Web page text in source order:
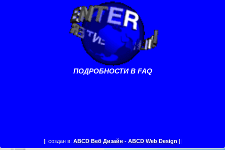
ПОДРОБНОСТИ В FAQ
|| создан в: ABCD Веб Дизайн - ABCD Web Design||